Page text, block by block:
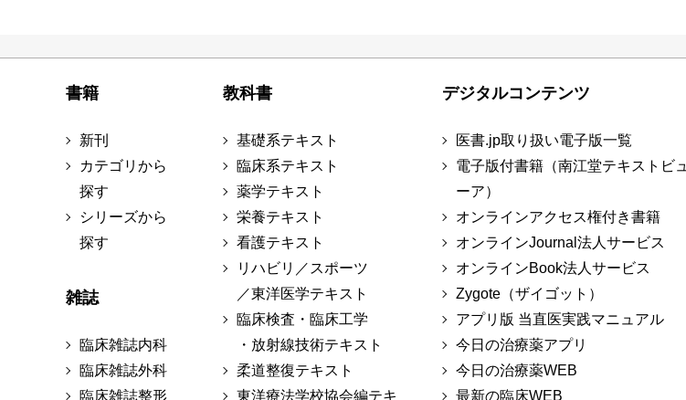
書籍
新刊
カテゴリから
探す
シリーズから
探す
雑誌
臨床雑誌内科
臨床雑誌外科
臨床雑誌整形
教科書
基礎系テキスト
臨床系テキスト
薬学テキスト
栄養テキスト
看護テキスト
リハビリ／スポーツ
／東洋医学テキスト
臨床検査・臨床工学
・放射線技術テキスト
柔道整復テキスト
東洋療法学校協会編テキ
デジタルコンテンツ
医書.jp取り扱い電子版一覧
電子版付書籍（南江堂テキストビュ
ーア）
オンラインアクセス権付き書籍
オンラインJournal法人サービス
オンラインBook法人サービス
Zygote（ザイゴット）
アプリ版 当直医実践マニュアル
今日の治療薬アプリ
今日の治療薬WEB
最新の臨床WEB